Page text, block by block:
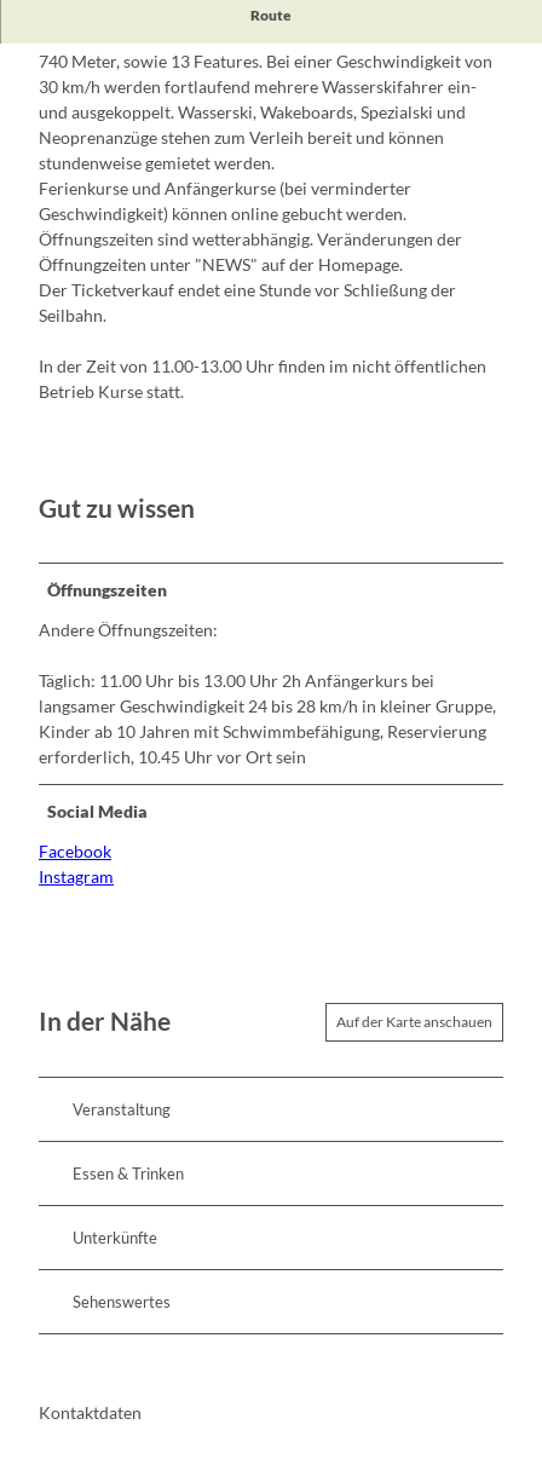
Route
Die Wasserski-Seilbahn im WakePark auf dem Petersdorfer
740 Meter, sowie 13 Features. Bei einer Geschwindigkeit von
30 km/h werden fortlaufend mehrere Wasserskifahrer ein-
und ausgekoppelt. Wasserski, Wakeboards, Spezialski und
Neoprenanzüge stehen zum Verleih bereit und können
stundenweise gemietet werden.
Ferienkurse und Anfängerkurse (bei verminderter
Geschwindigkeit) können online gebucht werden.
Öffnungszeiten sind wetterabhängig. Veränderungen der
Öffnungzeiten unter "NEWS" auf der Homepage.
Der Ticketverkauf endet eine Stunde vor Schließung der
Seilbahn.
In der Zeit von 11.00-13.00 Uhr finden im nicht öffentlichen
Betrieb Kurse statt.
Gut zu wissen
Öffnungszeiten
Andere Öffnungszeiten:
Täglich: 11.00 Uhr bis 13.00 Uhr 2h Anfängerkurs bei
langsamer Geschwindigkeit 24 bis 28 km/h in kleiner Gruppe,
Kinder ab 10 Jahren mit Schwimmbefähigung, Reservierung
erforderlich, 10.45 Uhr vor Ort sein
Social Media
Facebook
Instagram
In der Nähe Auf der Karte anschauen
Veranstaltung
Essen & Trinken
Unterkünfte
Sehenswertes
Kontaktdaten